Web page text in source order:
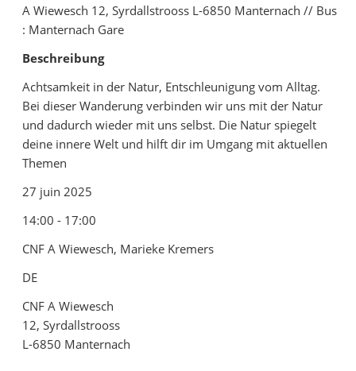
A Wiewesch 12, Syrdallstrooss L-6850 Manternach // Bus
: Manternach Gare
Beschreibung
Achtsamkeit in der Natur, Entschleunigung vom Alltag.
Bei dieser Wanderung verbinden wir uns mit der Natur
und dadurch wieder mit uns selbst. Die Natur spiegelt
deine innere Welt und hilft dir im Umgang mit aktuellen
Themen
27 juin 2025
14:00 - 17:00
CNF A Wiewesch, Marieke Kremers
DE
CNF A Wiewesch
12, Syrdallstrooss
L-6850 Manternach